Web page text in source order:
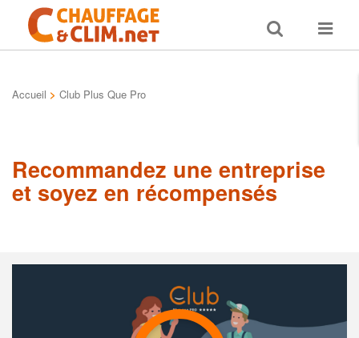
Toggle
search
Toggle
Accueil > Club Plus Que Pro
Recommandez une entreprise
et soyez en récompensés